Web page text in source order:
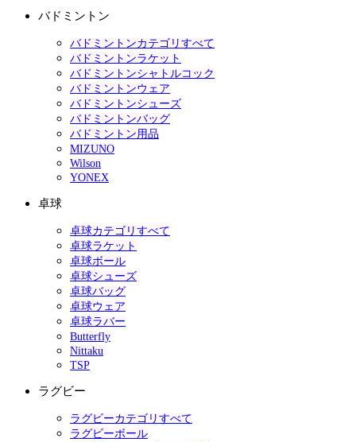
バドミントン
バドミントンカテゴリすべて
バドミントンラケット
バドミントンシャトルコック
バドミントンウェア
バドミントンシューズ
バドミントンバッグ
バドミントン用品
MIZUNO
Wilson
YONEX
卓球
卓球カテゴリすべて
卓球ラケット
卓球ボール
卓球シューズ
卓球バッグ
卓球ウェア
卓球ラバー
Butterfly
Nittaku
TSP
ラグビー
ラグビーカテゴリすべて
ラグビーボール